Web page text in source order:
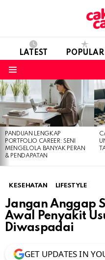
LATEST POPULAR
LATEST
STORIES
PANDUAN LENGKAP
PORTFOLIO CAREER: SENI
MENGELOLA BANYAK PERAN
& PENDAPATAN
KESEHATAN LIFESTYLE
Jangan Anggap
Awal Penyakit
Diwaspadai
GET UPDATES IN